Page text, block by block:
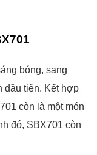
bóng, sang
đầu tiên. Kết hợp
còn là một món
đó, SBX701 còn